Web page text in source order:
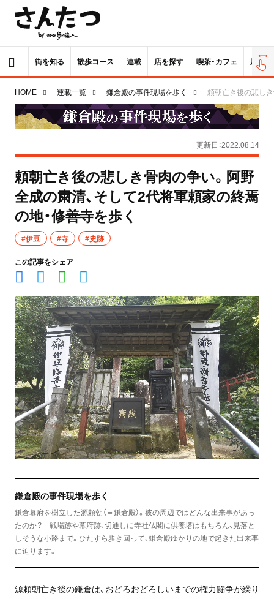
街を知る 散歩コース 連載 店を探す 喫茶・カフェ 居酒屋
HOME 連載一覧 鎌倉殿の事件現場を歩く 頼朝亡き後の悲し
更新日：2022.08.14
頼朝亡き後の悲しき骨肉の争い。阿野
全成の粛清、そして2代将軍頼家の終焉
の地・修善寺を歩く
#伊豆 #寺 #史跡
この記事をシェア
鎌倉殿の事件現場を歩く
鎌倉幕府を樹立した源頼朝（＝鎌倉殿）。彼の周辺ではどんな出来事があっ
たのか？ 戦場跡や幕府跡、切通しに寺社仏閣に供養塔はもちろん、見落と
しそうな小路まで。ひたすら歩き回って、鎌倉殿ゆかりの地で起きた出来事
に迫ります。
源頼朝亡き後の鎌倉は、おどろおどろしいまでの権力闘争が繰り